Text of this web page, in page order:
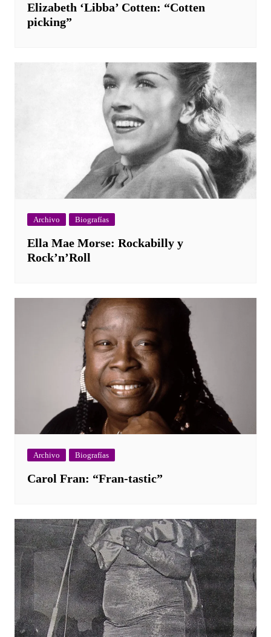
Elizabeth ‘Libba’ Cotten: “Cotten
picking”
Archivo Biografías
Ella Mae Morse: Rockabilly y
Rock’n’Roll
Archivo Biografías
Carol Fran: “Fran-tastic”